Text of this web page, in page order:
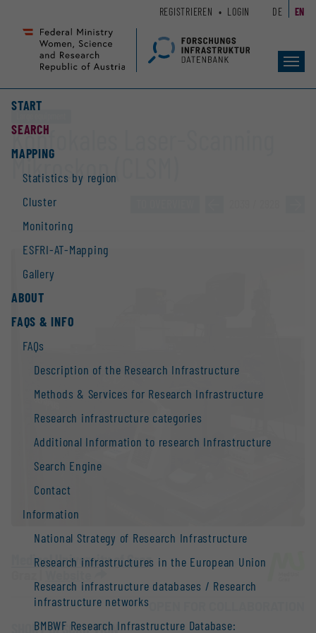
Seiteninhalt
Accesskey
Hauptnavigation
Accesskey
START
SEARCH
MAPPING
Statistics by region
Cluster
Monitoring
ESFRI-AT-Mapping
Gallery
ABOUT
FAQS & INFO
FAQs
Description of the Research Infrastructure
Methods & Services for Research Infrastructure
Research infrastructure categories
Additional Information to research Infrastructure
Search Engine
Contact
Information
National Strategy of Research Infrastructure
Research infrastructures in the European Union
Research infrastructure databases / Research
infrastructure networks
BMBWF Research Infrastructure Database:
REGISTRIEREN LOGIN DE EN
Konfokales Laser-Scanning
Mikroskop (CLSM)
Medical University of Graz
SHORT DESCRIPTION